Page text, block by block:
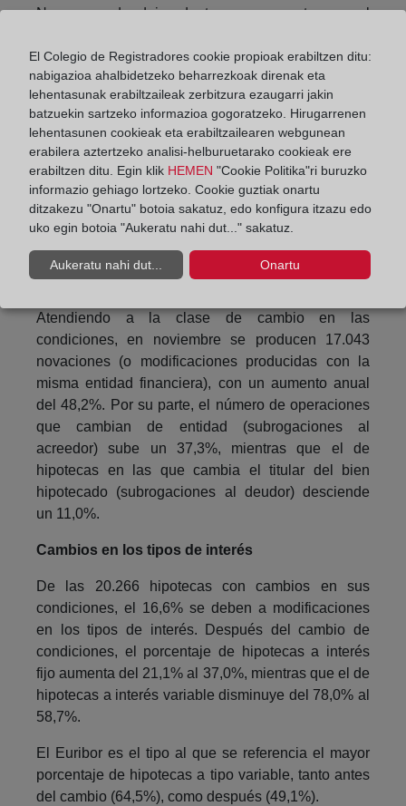
No se puede dejar de tener en cuenta que el
es de 36.220, un 24,1% más que en noviembre de
2020. El importe medio es de 138.189 euros, con
un aumento del 1,5%, según datos del INE,
elaborados sobre la estadística del Coelgio de
Registradores.
Hipotecas con cambios registrales
El número total de hipotecas con cambios en sus
condiciones inscritas en los registros de la
propiedad es de 20.266, un 43,4% más que en
noviembre de 2020.
Atendiendo a la clase de cambio en las
condiciones, en noviembre se producen 17.043
novaciones (o modificaciones producidas con la
misma entidad financiera), con un aumento anual
del 48,2%. Por su parte, el número de operaciones
que cambian de entidad (subrogaciones al
acreedor) sube un 37,3%, mientras que el de
hipotecas en las que cambia el titular del bien
hipotecado (subrogaciones al deudor) desciende
un 11,0%.
Cambios en los tipos de interés
De las 20.266 hipotecas con cambios en sus
condiciones, el 16,6% se deben a modificaciones
en los tipos de interés. Después del cambio de
condiciones, el porcentaje de hipotecas a interés
fijo aumenta del 21,1% al 37,0%, mientras que el de
hipotecas a interés variable disminuye del 78,0% al
58,7%.
El Euribor es el tipo al que se referencia el mayor
porcentaje de hipotecas a tipo variable, tanto antes
del cambio (64,5%), como después (49,1%).
El Colegio de Registradores cookie propioak erabiltzen ditu:
nabigazioa ahalbidetzeko beharrezkoak direnak eta
lehentasunak erabiltzaileak zerbitzura ezaugarri jakin
batzuekin sartzeko informazioa gogoratzeko. Hirugarrenen
lehentasunen cookieak eta erabiltzailearen webgunean
erabilera aztertzeko analisi-helburuetarako cookieak ere
erabiltzen ditu. Egin klik HEMEN "Cookie Politika"ri buruzko
informazio gehiago lortzeko. Cookie guztiak onartu
ditzakezu "Onartu" botoia sakatuz, edo konfigura itzazu edo
uko egin botoia "Aukeratu nahi dut..." sakatuz.
Aukeratu nahi dut... Onartu